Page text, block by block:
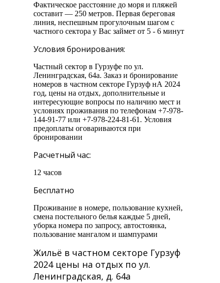
Фактическое расстояние до моря и пляжей
составит — 250 метров. Первая береговая
линия, неспешным прогулочным шагом с
частного сектора у Вас займет от 5 - 6 минут
Условия бронирования:
Частный сектор в Гурзуфе по ул.
Ленинградская, 64а. Заказ и бронирование
номеров в частном секторе Гурзуф нА 2024
год, цены на отдых, дополнительные и
интересующие вопросы по наличию мест и
условиях проживания по телефонам +7-978-
144-91-77 или +7-978-224-81-61. Условия
предоплаты оговариваются при
бронировании
Расчетный час:
12 часов
Бесплатно
Проживание в номере, пользование кухней,
смена постельного белья каждые 5 дней,
уборка номера по запросу, автостоянка,
пользование мангалом и шампурами
Жильё в частном секторе Гурзуф
2024 цены на отдых по ул.
Ленинградская, д. 64а